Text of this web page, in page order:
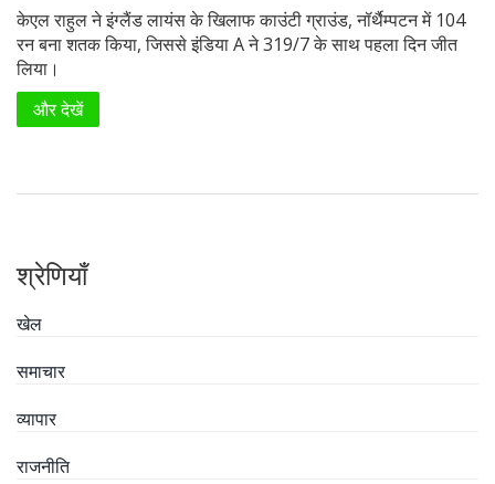
केएल राहुल ने इंग्लैंड लायंस के खिलाफ काउंटी ग्राउंड, नॉर्थैम्पटन में 104
रन बना शतक किया, जिससे इंडिया A ने 319/7 के साथ पहला दिन जीत
लिया।
और देखें
श्रेणियाँ
खेल
समाचार
व्यापार
राजनीति